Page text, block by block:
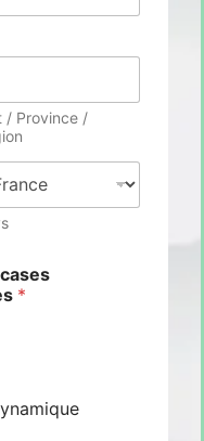
/ Province /
*